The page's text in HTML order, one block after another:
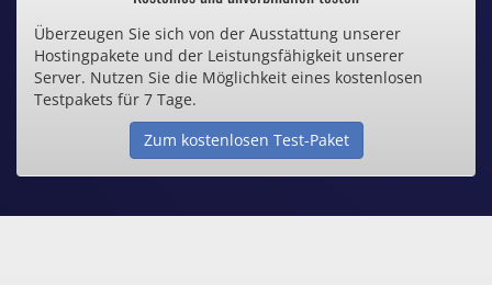
Inklusive .de Domain
Webspace ab 1,25€ / Monat
Günstige SSL-Zertifikate
Überzeugen Sie sich von der Ausstattung unserer
Hostingpakete und der Leistungsfähigkeit unserer
Server. Nutzen Sie die Möglichkeit eines kostenlosen
Testpakets für 7 Tage.
Zum kostenlosen Test-Paket